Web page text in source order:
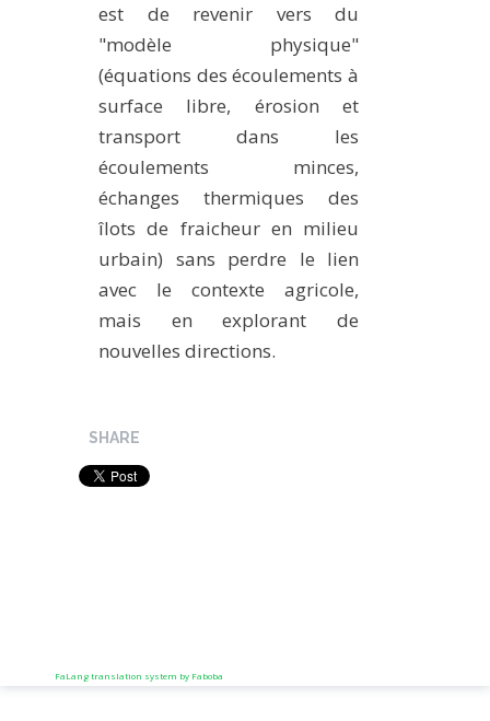
est de revenir vers du
"modèle physique"
(équations des écoulements à
surface libre, érosion et
transport dans les
écoulements minces,
échanges thermiques des
îlots de fraicheur en milieu
urbain) sans perdre le lien
avec le contexte agricole,
mais en explorant de
nouvelles directions.
SHARE
FaLang translation system by Faboba